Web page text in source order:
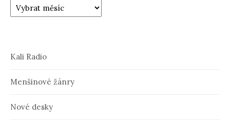
Kali Radio
Menšinové žánry
Nové desky